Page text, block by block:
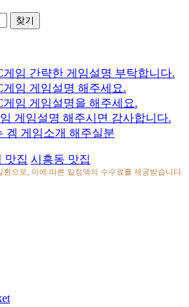
임 간략한 게임설명 부탁합니다.
게임 게임설명 해주세요.
게임 게임설명을 해주세요.
게임설명 해주시면 감사합니다.
겜 게임소개 해주실분
맛집 시흥동 맛집
으로, 이에 따른 일정액의 수수료를 제공받습니다.